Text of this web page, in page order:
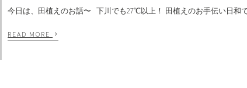
今日は、田植えのお話〜 下川でも27℃以上！ 田植えのお手伝い日和
READ MORE ›